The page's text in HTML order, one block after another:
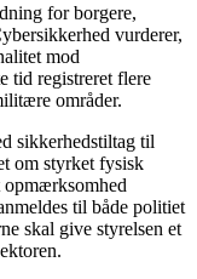
for borgere,
vurderer,
mod
tid registreret flere
områder.
sikkerhedstiltag til
om styrket fysisk
opmærksomhed
til både politiet
skal give styrelsen et